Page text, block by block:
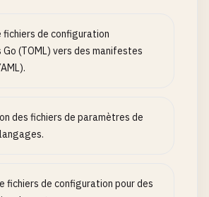
fichiers de configuration
(TOML) vers des manifestes
des fichiers de paramètres de
fichiers de configuration pour des